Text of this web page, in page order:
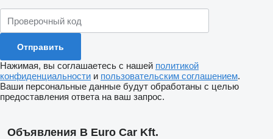
Нажимая, вы соглашаетесь с нашей политикой
конфиденциальности и пользовательским соглашением.
Ваши персональные данные будут обработаны с целью
предоставления ответа на ваш запрос.
Объявления B Euro Car Kft.